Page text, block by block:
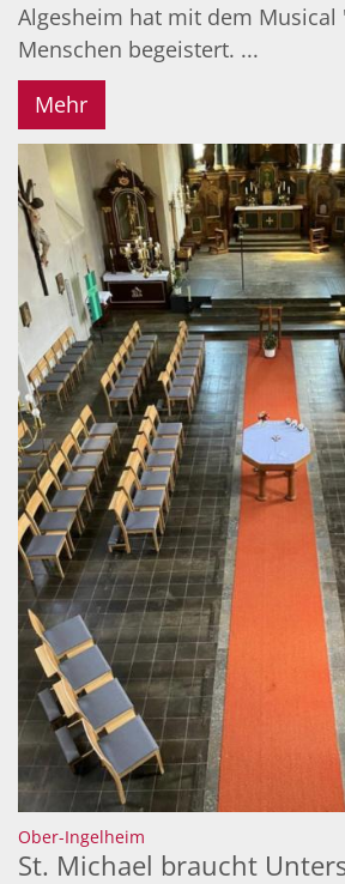
Algesheim hat mit dem Musical
Menschen begeistert. ...
Mehr
Ober-Ingelheim
St. Michael braucht